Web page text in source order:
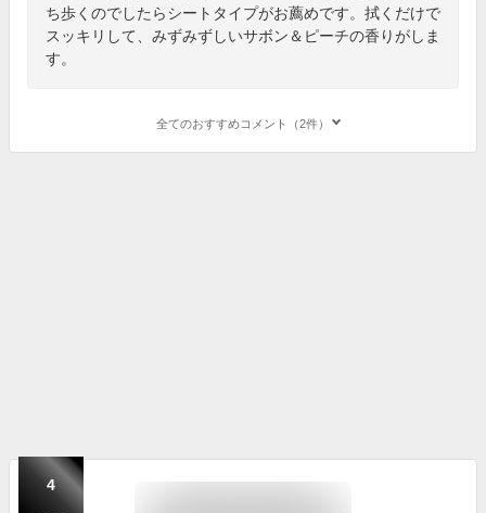
ち歩くのでしたらシートタイプがお薦めです。拭くだけで
スッキリして、みずみずしいサボン＆ピーチの香りがしま
す。
全てのおすすめコメント（2件）
4